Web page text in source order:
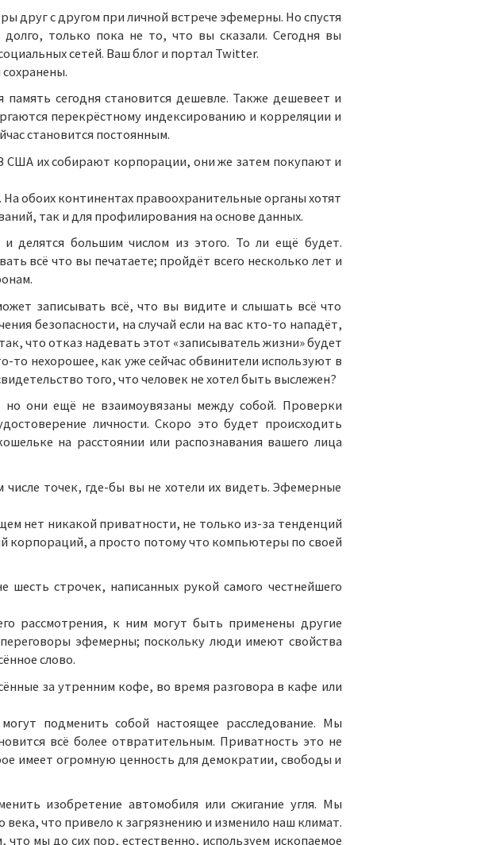
друг с другом при личной встрече эфемерны. Но спустя
только пока не то, что вы сказали. Сегодня вы
сетей. Ваш блог и портал Twitter.
сегодня становится дешевле. Также дешевеет и
перекрёстному индексированию и корреляции и
становится постоянным.
США их собирают корпорации, они же затем покупают и
обоих континентах правоохранительные органы хотят
так и для профилирования на основе данных.
делятся большим числом из этого. То ли ещё будет.
всё что вы печатаете; пройдёт всего несколько лет и
записывать всё, что вы видите и слышать всё что
безопасности, на случай если на вас кто-то нападёт,
что отказ надевать этот «записыватель жизни» будет
то нехорошее, как уже сейчас обвинители используют в
того, что человек не хотел быть выслежен?
они ещё не взаимоувязаны между собой. Проверки
личности. Скоро это будет происходить
на расстоянии или распознавания вашего лица
точек, где-бы вы не хотели их видеть. Эфемерные
нет никакой приватности, не только из-за тенденций
корпораций, а просто потому что компьютеры по своей
строчек, написанных рукой самого честнейшего
рассмотрения, к ним могут быть применены другие
эфемерны; поскольку люди имеют свойства
слово.
за утренним кофе, во время разговора в кафе или
подменить собой настоящее расследование. Мы
всё более отвратительным. Приватность это не
имеет огромную ценность для демократии, свободы и
изобретение автомобиля или сжигание угля. Мы
что привело к загрязнению и изменило наш климат.
мы до сих пор, естественно, используем ископаемое